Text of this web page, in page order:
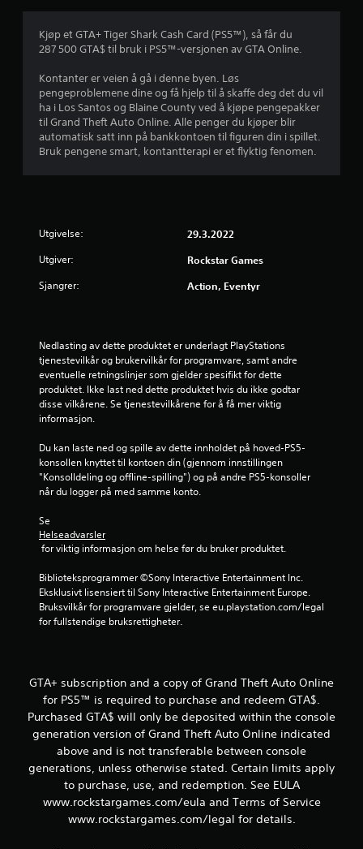
u
r
d
e
.
4
s
t
r
n
a
v
5
f
r
Kjøp et GTA+ Tiger Shark Cash Card (PS5™), så får du
287 500 GTA$ til bruk i PS5™-versjonen av GTA Online.
Kontanter er veien å gå i denne byen. Løs
pengeproblemene dine og få hjelp til å skaffe deg det du vil
ha i Los Santos og Blaine County ved å kjøpe pengepakker
til Grand Theft Auto Online. Alle penger du kjøper blir
automatisk satt inn på bankkontoen til figuren din i spillet.
Bruk pengene smart, kontantterapi er et flyktig fenomen.
Utgivelse: 29.3.2022
Utgiver: Rockstar Games
Sjangrer: Action, Eventyr
Nedlasting av dette produktet er underlagt PlayStations
tjenestevilkår og brukervilkår for programvare, samt andre
eventuelle retningslinjer som gjelder spesifikt for dette
produktet. Ikke last ned dette produktet hvis du ikke godtar
disse vilkårene. Se tjenestevilkårene for å få mer viktig
informasjon.
Du kan laste ned og spille av dette innholdet på hoved-PS5-
konsollen knyttet til kontoen din (gjennom innstillingen
"Konsolldeling og offline-spilling") og på andre PS5-konsoller
når du logger på med samme konto.
Se
Helseadvarsler
for viktig informasjon om helse før du bruker produktet.
Biblioteksprogrammer ©Sony Interactive Entertainment Inc.
Eksklusivt lisensiert til Sony Interactive Entertainment Europe.
Bruksvilkår for programvare gjelder, se eu.playstation.com/legal
for fullstendige bruksrettigheter.
GTA+ subscription and a copy of Grand Theft Auto Online
for PS5™ is required to purchase and redeem GTA$.
Purchased GTA$ will only be deposited within the console
generation version of Grand Theft Auto Online indicated
above and is not transferable between console
generations, unless otherwise stated. Certain limits apply
to purchase, use, and redemption. See EULA
www.rockstargames.com/eula and Terms of Service
www.rockstargames.com/legal for details.